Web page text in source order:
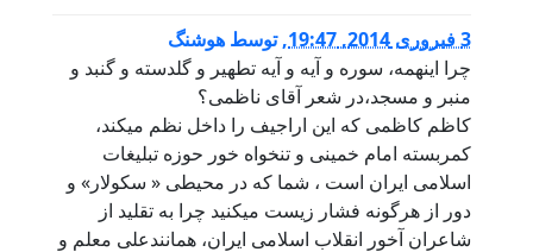
3 فبروری 2014, 19:47 ,توسط هوشنگ
چرا اینهمه، سوره و آیه و آیه تطهیر و گلدسته و گنبد و
منبر و مسجد،در شعر آقای ناظمی؟
کاظم کاظمی که این اراجیف را داخل نظم میکند،
کمربسته امام خمینی و تنخواه خور حوزه تبلیغات
اسلامی ایران است ، شما که در محیطی « سکولار» و
دور از هرگونه فشار زیست میکنید چرا به تقلید از
شاعران آخور انقلاب اسلامی ایران، همانندعلی معلم و